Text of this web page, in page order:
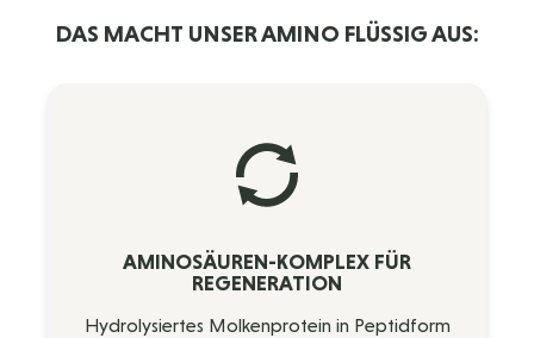
DAS MACHT UNSER AMINO FLÜSSIG AUS:
AMINOSÄUREN-KOMPLEX FÜR
REGENERATION
Hydrolysiertes Molkenprotein in Peptidform